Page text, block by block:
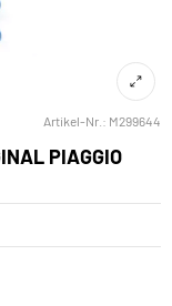
Artikel-Nr.: M299644
PIAGGIO